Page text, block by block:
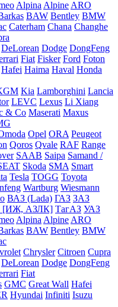
Alpina Alpine ARO
BAW Bentley BMW
Caterham Chana Changhe
DeLorean Dodge DongFeng
Fiat Fisker Ford Foton
Hafei Haima Haval Honda
Kia Lamborghini Lancia
LEVC Lexus Li Xiang
& Co Maserati Maxus
Opel ORA Peugeot
Qoros Qvale RAF Range
SAAB Saipa Samand /
Skoda SMA Smart
Tesla TOGG Toyota
Wartburg Wiesmann
ВАЗ (Lada) ГАЗ ЗАЗ
[ИЖ, АЗЛК] ТагАЗ УАЗ
Alpina Alpine ARO
BAW Bentley BMW
Chrysler Citroen Cupra
DeLorean Dodge DongFeng
Fiat
GMC Great Wall Hafei
Hyundai Infiniti Isuzu